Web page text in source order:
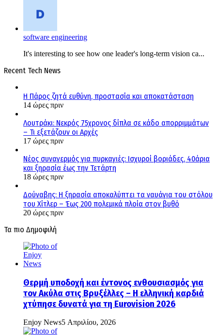
software engineering
It's interesting to see how one leader's long-term vision ca...
Recent Tech News
Η Πάρος ζητά ευθύνη, προστασία και αποκατάσταση
14 ώρες πριν
Λουτράκι: Νεκρός 75χρονος δίπλα σε κάδο απορριμμάτων
– Τι εξετάζουν οι Αρχές
17 ώρες πριν
Νέος συναγερμός για πυρκαγιές: Ισχυροί βοριάδες, 40άρια
και ξηρασία έως την Τετάρτη
18 ώρες πριν
Δούναβης: Η ξηρασία αποκαλύπτει τα ναυάγια του στόλου
του Χίτλερ – Έως 200 πολεμικά πλοία στον βυθό
20 ώρες πριν
Τα πιο Δημοφιλή
Θερμή υποδοχή και έντονος ενθουσιασμός για
τον Ακύλα στις Βρυξέλλες – Η ελληνική καρδιά
χτύπησε δυνατά για τη Eurovision 2026
Enjoy News5 Απριλίου, 2026